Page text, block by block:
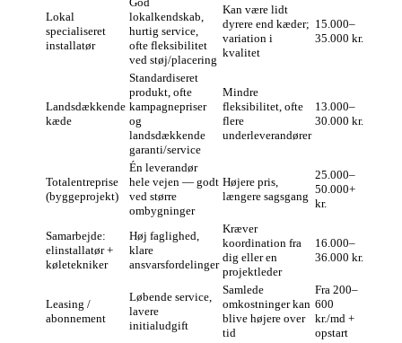
Lokal
specialiseret
installatør
lokalkendskab,
hurtig service,
ofte fleksibilitet
ved støj/placering
Kan være lidt
dyrere end kæder;
variation i
kvalitet
15.000–
35.000 kr.
Landsdækkende
kæde
Standardiseret
produkt, ofte
kampagnepriser
og
landsdækkende
garanti/service
Mindre
fleksibilitet, ofte
flere
underleverandører
13.000–
30.000 kr.
Totalentreprise
(byggeprojekt)
Én leverandør
hele vejen — godt
ved større
ombygninger
Højere pris,
længere sagsgang
25.000–
50.000+
kr.
Samarbejde:
elinstallatør +
køletekniker
Høj faglighed,
klare
ansvarsfordelinger
Kræver
koordination fra
dig eller en
projektleder
16.000–
36.000 kr.
Leasing /
abonnement
Løbende service,
lavere
initialudgift
Samlede
omkostninger kan
blive højere over
tid
Fra 200–
600
kr./md +
opstart